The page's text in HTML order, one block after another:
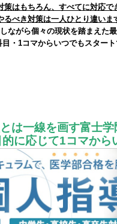
策はもちろん、すべてに対応で
るべき対策は一人ひとり違いま
ながら個々の現状を踏まえた
・1コマからいつでもスタート
は一線を画す富士
に応じて1コマから